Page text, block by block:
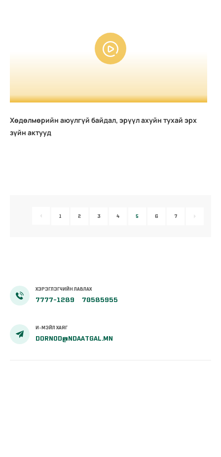
Хөдөлмөрийн аюулгүй байдал, эрүүл ахуйн тухай эрх
зүйн актууд
1 2 3 4 5 6 7
ХЭРЭГЛЭГЧИЙН ЛАВЛАХ
7777-1289 70585955
И-МЭЙЛ ХАЯГ
DORNOD@NDAATGAL.MN